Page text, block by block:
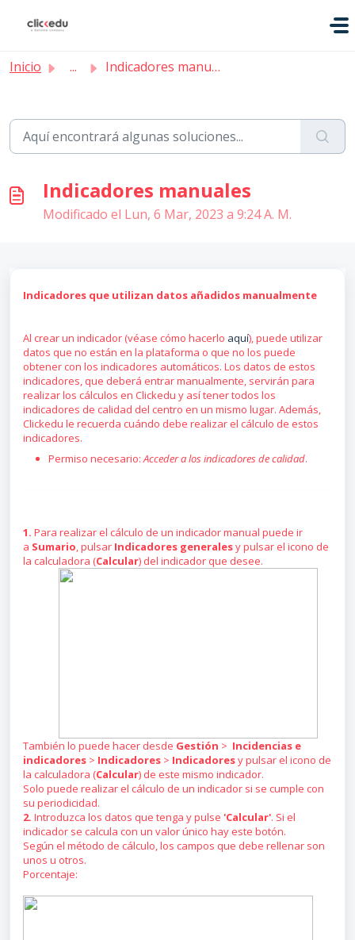
Inicio ... Indicadores manuales
Indicadores manuales
Modificado el Lun, 6 Mar, 2023 a 9:24 A. M.
Indicadores que utilizan datos añadidos manualmente
Al crear un indicador (véase cómo hacerlo aquí), puede utilizar
datos que no están en la plataforma o que no los puede
obtener con los indicadores automáticos. Los datos de estos
indicadores, que deberá entrar manualmente, servirán para
realizar los cálculos en Clickedu y así tener todos los
indicadores de calidad del centro en un mismo lugar. Además,
Clickedu le recuerda cuándo debe realizar el cálculo de estos
indicadores.
Permiso necesario:Acceder a los indicadores de calidad.
1. Para realizar el cálculo de un indicador manual puede ir
a Sumario, pulsar Indicadores generalesy pulsar el icono de
la calculadora (Calcular) del indicador que desee.
También lo puede hacer desde Gestión > Incidencias e
indicadores > Indicadores > Indicadoresy pulsar el icono de
la calculadora (Calcular) de este mismo indicador.
Solo puede realizar el cálculo de un indicador si se cumple con
su periodicidad.
2. Introduzca los datos que tenga y pulse 'Calcular'. Si el
indicador se calcula con un valor único hay este botón.
Según el método de cálculo, los campos que debe rellenar son
unos u otros.
Porcentaje: